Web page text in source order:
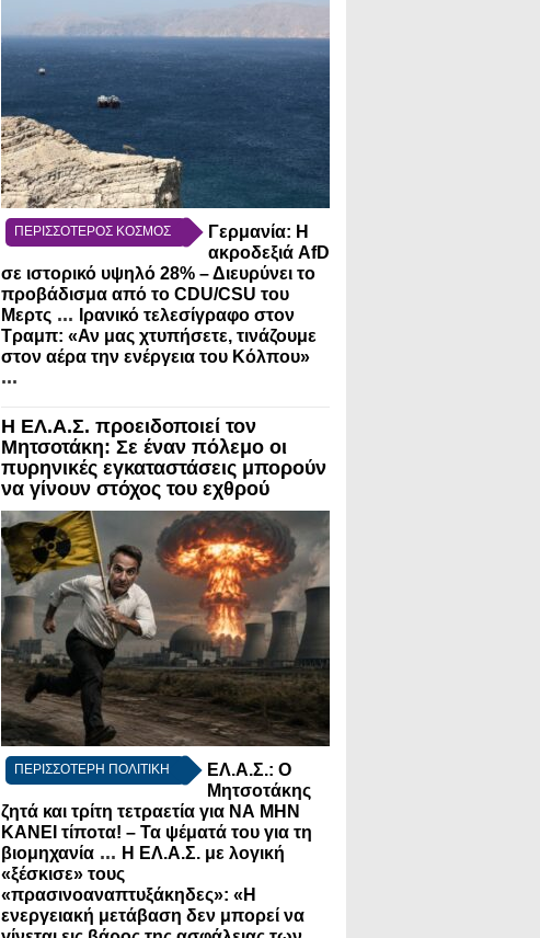
ΠΕΡΙΣΣΟΤΕΡΟΣ ΚΟΣΜΟΣ
Γερμανία: Η
ακροδεξιά AfD
σε ιστορικό υψηλό 28% – Διευρύνει το
προβάδισμα από το CDU/CSU του
Μερτς ...
Ιρανικό τελεσίγραφο στον
Τραμπ: «Αν μας χτυπήσετε, τινάζουμε
στον αέρα την ενέργεια του Κόλπου»
...
Η ΕΛ.Α.Σ. προειδοποιεί τον
Μητσοτάκη: Σε έναν πόλεμο οι
πυρηνικές εγκαταστάσεις μπορούν
να γίνουν στόχος του εχθρού
ΠΕΡΙΣΣΟΤΕΡΗ ΠΟΛΙΤΙΚΗ
ΕΛ.Α.Σ.: Ο
Μητσοτάκης
ζητά και τρίτη τετραετία για ΝΑ ΜΗΝ
ΚΑΝΕΙ τίποτα! – Τα ψέματά του για τη
βιομηχανία ... Η ΕΛ.Α.Σ. με λογική
«ξέσκισε» τους
«πρασινοαναπτυξάκηδες»: «Η
ενεργειακή μετάβαση δεν μπορεί να